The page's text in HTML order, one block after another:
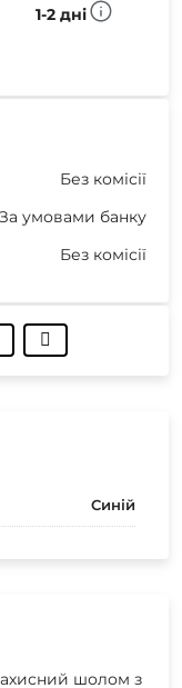
1-2 дні
Без комісії
За умовами банку
Без комісії
Синій
шолом з